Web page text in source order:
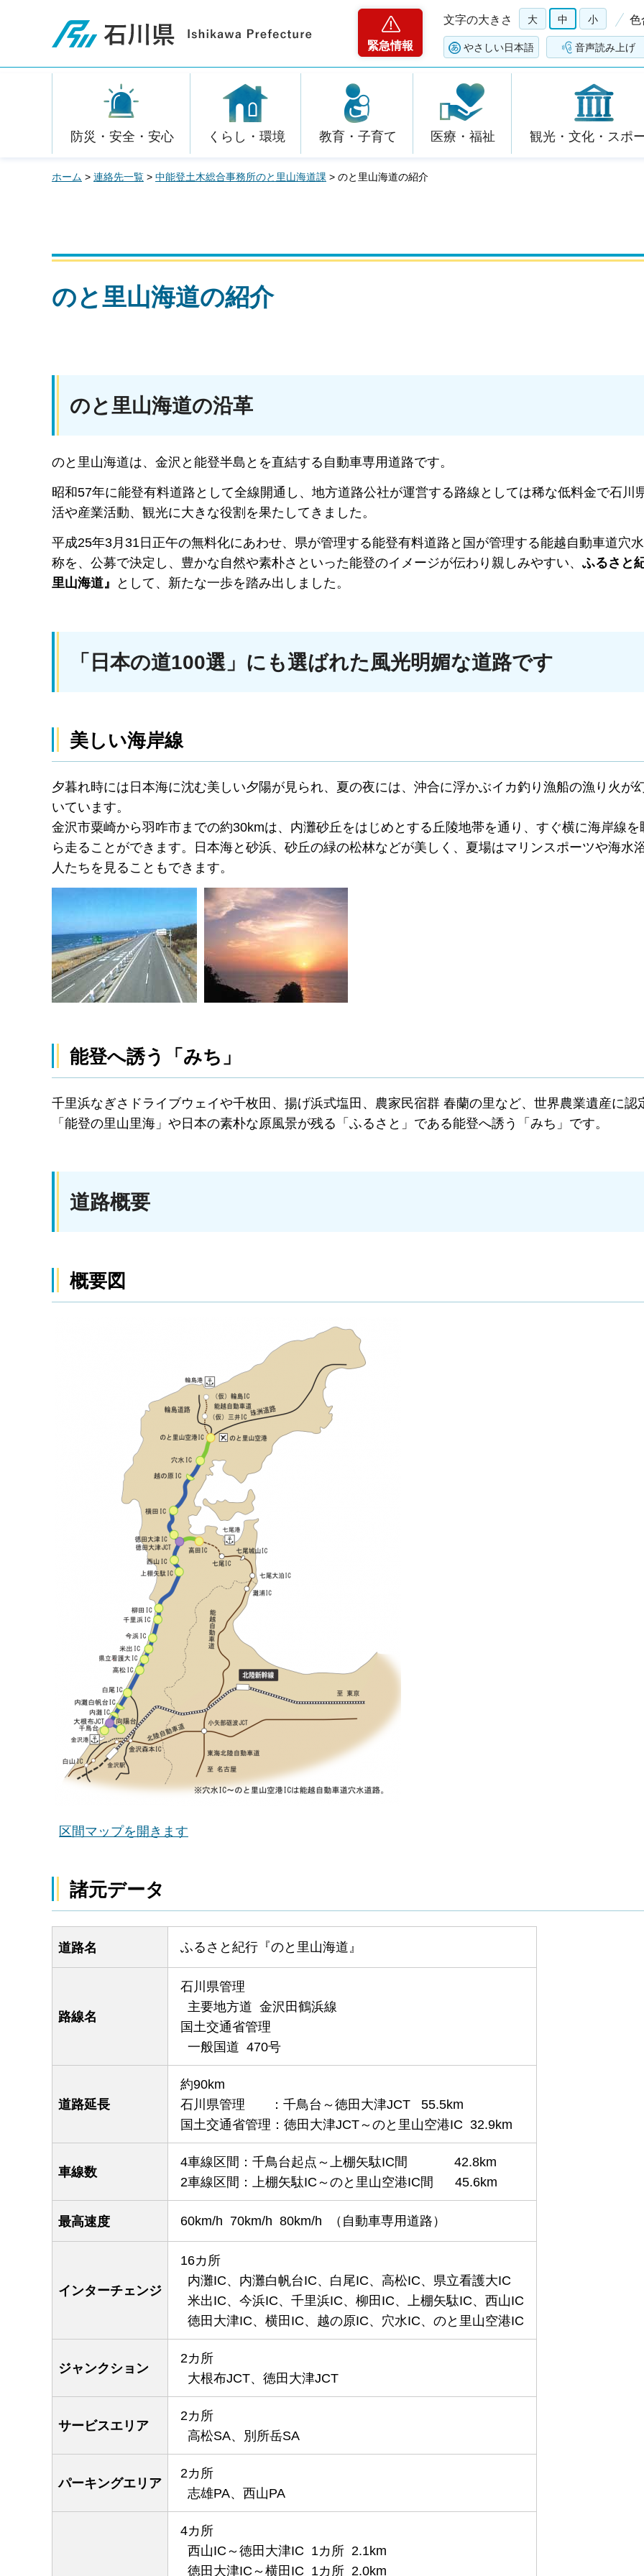
石川県
緊急情報
文字の大きさ 大 中 小 色
やさしい日本語 音声読み上げ
防災・安全・安心 くらし・環境 教育・子育て 医療・福祉 観光・文化・スポ
ホーム > 連絡先一覧 > 中能登土木総合事務所のと里山海道課 > のと里山海道の紹介
のと里山海道の紹介
のと里山海道の沿革
のと里山海道は、金沢と能登半島とを直結する自動車専用道路です。
昭和57年に能登有料道路として全線開通し、地方道路公社が運営する路線としては稀な低料金で石川
活や産業活動、観光に大きな役割を果たしてきました。
平成25年3月31日正午の無料化にあわせ、県が管理する能登有料道路と国が管理する能越自動車道穴
称を、公募で決定し、豊かな自然や素朴さといった能登のイメージが伝わり親しみやすい、 ふるさと
里山海道』
として、新たな一歩を踏み出しました。
「日本の道100選」にも選ばれた風光明媚な道路です
美しい海岸線
夕暮れ時には日本海に沈む美しい夕陽が見られ、夏の夜には、沖合に浮かぶイカ釣り漁船の漁り火が
いています。
金沢市粟崎から羽咋市までの約30kmは、内灘砂丘をはじめとする丘陵地帯を通り、すぐ横に海岸線を
ら走ることができます。日本海と砂浜、砂丘の緑の松林などが美しく、夏場はマリンスポーツや海水
人たちを見ることもできます。
能登へ誘う「みち」
千里浜なぎさドライブウェイや千枚田、揚げ浜式塩田、農家民宿群 春蘭の里など、世界農業遺産に認
「能登の里山里海」や日本の素朴な原風景が残る「ふるさと」である能登へ誘う「みち」です。
道路概要
概要図
区間マップを開きます
諸元データ
道路名 ふるさと紀行『のと里山海道』
路線名
石川県管理
主要地方道 金沢田鶴浜線
国土交通省管理
一般国道 470号
道路延長
約90km
石川県管理 ： 千鳥台～徳田大津JCT 55.5km
国土交通省管理：徳田大津JCT～のと里山空港IC 32.9km
車線数
4車線区間：千鳥台起点～上棚矢駄IC間 42.8km
2車線区間：上棚矢駄IC～のと里山空港IC間 45.6km
最高速度 60km/h 70km/h 80km/h （自動車専用道路）
インターチェンジ
16カ所
内灘IC、内灘白帆台IC、白尾IC、高松IC、県立看護大IC
米出IC、今浜IC、千里浜IC、柳田IC、上棚矢駄IC、西山IC
徳田大津IC、横田IC、越の原IC、穴水IC、のと里山空港IC
ジャンクション
2カ所
大根布JCT、徳田大津JCT
サービスエリア
2カ所
高松SA、別所岳SA
パーキングエリア
2カ所
志雄PA、西山PA
4カ所
西山IC～徳田大津IC 1カ所 2.1km
徳田大津IC～横田IC 1カ所 2.0km